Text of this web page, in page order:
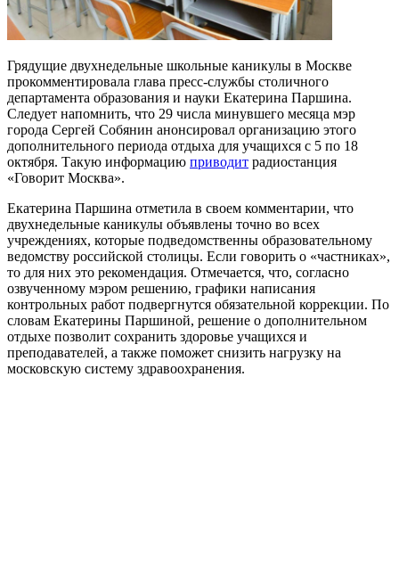
Грядущие двухнедельные школьные каникулы в Москве
прокомментировала глава пресс-службы столичного
департамента образования и науки Екатерина Паршина.
Следует напомнить, что 29 числа минувшего месяца мэр
города Сергей Собянин анонсировал организацию этого
дополнительного периода отдыха для учащихся с 5 по 18
октября. Такую информацию приводит радиостанция
«Говорит Москва».
Екатерина Паршина отметила в своем комментарии, что
двухнедельные каникулы объявлены точно во всех
учреждениях, которые подведомственны образовательному
ведомству российской столицы. Если говорить о «частниках»,
то для них это рекомендация. Отмечается, что, согласно
озвученному мэром решению, графики написания
контрольных работ подвергнутся обязательной коррекции. По
словам Екатерины Паршиной, решение о дополнительном
отдыхе позволит сохранить здоровье учащихся и
преподавателей, а также поможет снизить нагрузку на
московскую систему здравоохранения.